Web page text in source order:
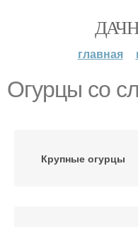
главная
Огурцы со
Крупные огурцы